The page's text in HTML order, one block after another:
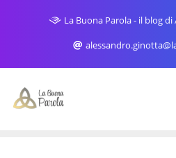
La Buona Parola - il blog